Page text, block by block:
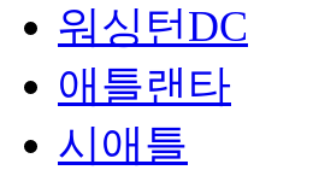
워싱턴DC
애틀랜타
시애틀